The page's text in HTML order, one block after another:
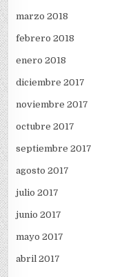
marzo 2018
febrero 2018
enero 2018
diciembre 2017
noviembre 2017
octubre 2017
septiembre 2017
agosto 2017
julio 2017
junio 2017
mayo 2017
abril 2017